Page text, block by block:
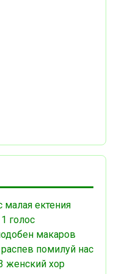
малая ектения
1 голос
макаров
помилуй нас
женский хор